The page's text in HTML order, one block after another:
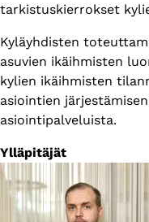
tarkistuskierrokset
Kyläyhdisten
asuvien ikäihmisten
kylien ikäihmisten
asiointien
asiointipalveluista.
Ylläpitäjät